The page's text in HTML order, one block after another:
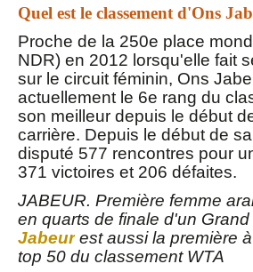
Quel est le classement d'Ons
Proche de la 250e place
NDR) en 2012 lorsqu'elle fait
sur le circuit féminin, Ons
actuellement le 6e rang du
son meilleur depuis le début
carrière. Depuis le début de
disputé 577 rencontres pour
371 victoires et 206 défaites.
JABEUR. Première femme
en quarts de finale d'un Grand
Jabeur est aussi la première
top 50 du classement WTA